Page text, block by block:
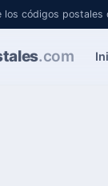
códigos postales
.com